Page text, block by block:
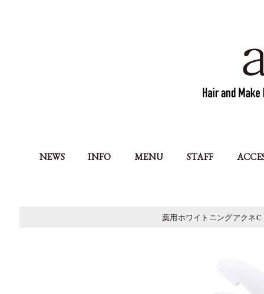
NEWS INFO MENU STAFF
薬用ホワイトニングアクネ